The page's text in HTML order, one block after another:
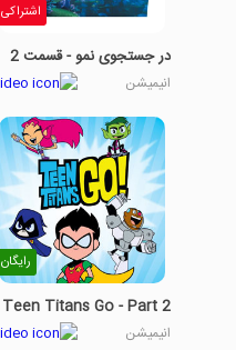
اشتراکی
در جستجوی نمو - قسمت 2
انیمیشن
رایگان
Teen Titans Go - Part 2
انیمیشن